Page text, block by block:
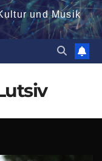
und Musik